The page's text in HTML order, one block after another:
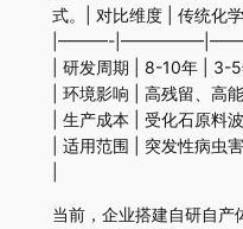
式。| 对比维度 | 传统化
|———-
| 研发周期 | 8-10年 | 3-5
| 环境影响 | 高残留、高
| 生产成本 | 受化石原料
| 适用范围 | 突发性病虫
当前，企业搭建自研自产